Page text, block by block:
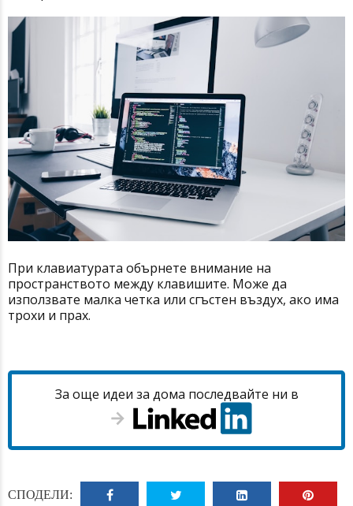
При клавиатурата обърнете внимание на
пространството между клавишите. Може да
използвате малка четка или сгъстен въздух, ако има
трохи и прах.
За още идеи за дома последвайте ни в
СПОДЕЛИ: